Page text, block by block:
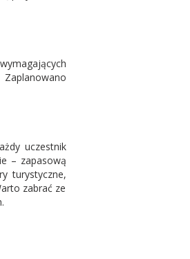
uczestnik
– zapasową
turystyczne,
zabrać ze